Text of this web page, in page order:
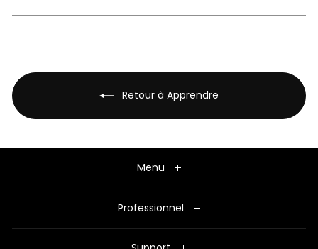
Retour à Apprendre
Menu
Professionnel